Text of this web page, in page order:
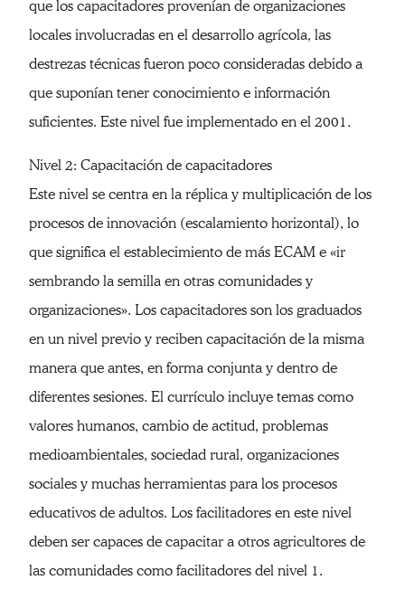
que los capacitadores provenían de organizaciones
locales involucradas en el desarrollo agrícola, las
destrezas técnicas fueron poco consideradas debido a
que suponían tener conocimiento e información
suficientes. Este nivel fue implementado en el 2001.
Nivel 2: Capacitación de capacitadores
Este nivel se centra en la réplica y multiplicación de los
procesos de innovación (escalamiento horizontal), lo
que significa el establecimiento de más ECAM e «ir
sembrando la semilla en otras comunidades y
organizaciones». Los capacitadores son los graduados
en un nivel previo y reciben capacitación de la misma
manera que antes, en forma conjunta y dentro de
diferentes sesiones. El currículo incluye temas como
valores humanos, cambio de actitud, problemas
medioambientales, sociedad rural, organizaciones
sociales y muchas herramientas para los procesos
educativos de adultos. Los facilitadores en este nivel
deben ser capaces de capacitar a otros agricultores de
las comunidades como facilitadores del nivel 1.